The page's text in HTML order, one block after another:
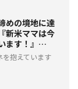
めの境地に達
新米ママは今
ます！』
抱えています